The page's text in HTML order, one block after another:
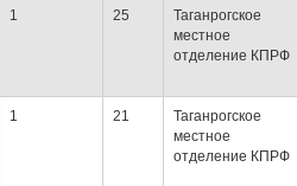
1 25
Таганрогское
местное
отделение КПРФ
1 21
Таганрогское
местное
отделение КПРФ